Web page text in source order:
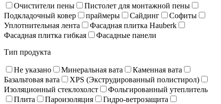
Очистители пены
Пистолет для монтажной пены
Подкладочный ковер
праймеры Сайдинг
Софиты
Уплотнительная лента
Фасадная плитка Hauberk
Фасадная плитка гибкая
Фасадные панели
Тип продукта
Не указано Минеральная вата
Каменная вата
Базальтовая вата
XPS (Экструдированный полистирол)
Изоляционный стеклохолст
Фольгированный утеплитель
Плита
Пароизоляция
Гидро-ветрозащита